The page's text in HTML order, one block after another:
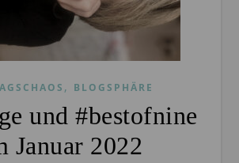
, BLOGSPHÄRE
und #bestofnine
Januar 2022